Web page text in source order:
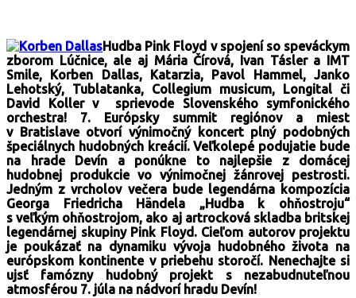
Hudba Pink Floyd v spojení so speváckym
zborom Lúčnice, ale aj Mária Čírová, Ivan Tásler a IMT
Smile, Korben Dallas, Katarzia, Pavol Hammel, Janko
Lehotský, Tublatanka, Collegium musicum, Longital či
David Koller v sprievode Slovenského symfonického
orchestra! 7. Európsky summit regiónov a miest
v Bratislave otvorí výnimočný koncert plný podobných
špeciálnych hudobných kreácií. Veľkolepé podujatie bude
na hrade Devín a ponúkne to najlepšie z domácej
hudobnej produkcie vo výnimočnej žánrovej pestrosti.
Jedným z vrcholov večera bude legendárna kompozícia
Georga Friedricha Händela „Hudba k ohňostroju“
s veľkým ohňostrojom, ako aj artrocková skladba britskej
legendárnej skupiny Pink Floyd. Cieľom autorov projektu
je poukázať na dynamiku vývoja hudobného života na
európskom kontinente v priebehu storočí. Nenechajte si
ujsť famózny hudobný projekt s nezabudnuteľnou
atmosférou 7. júla na nádvorí hradu Devín!